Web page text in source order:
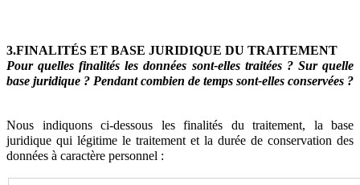
3.FINALITÉS ET BASE JURIDIQUE DU TRAITEMENT
Pour quelles finalités les données sont-elles traitées ? Sur quelle
base juridique ? Pendant combien de temps sont-elles conservées ?
Nous indiquons ci-dessous les finalités du traitement, la base
juridique qui légitime le traitement et la durée de conservation des
données à caractère personnel :